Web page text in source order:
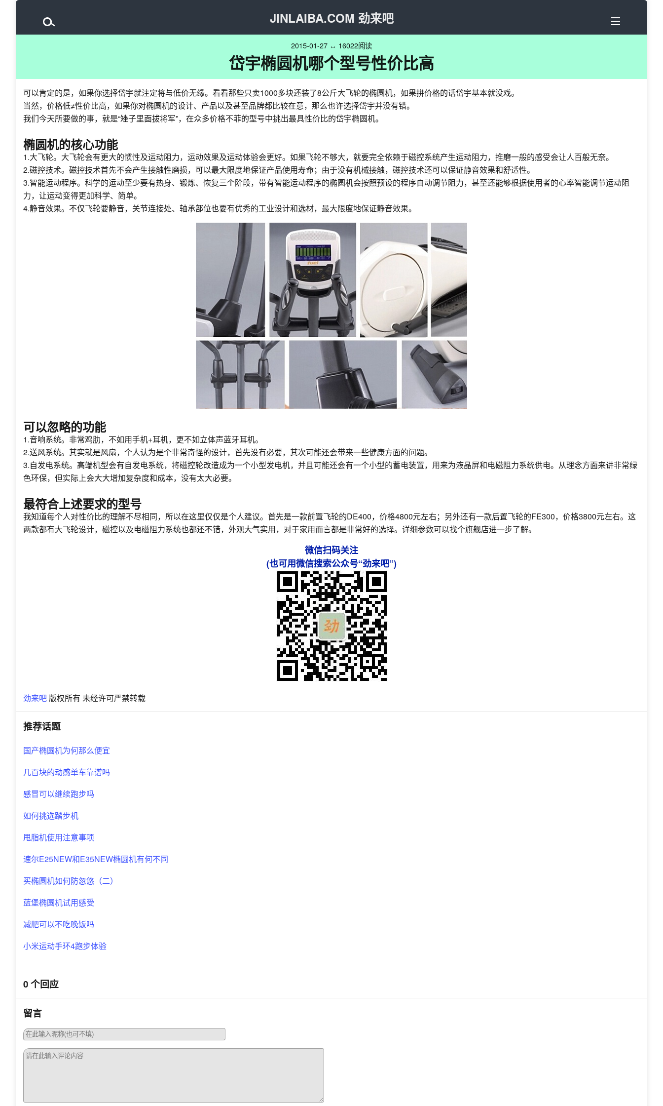
JINLAIBA.COM 劲来吧
2015-01-27 ↔ 16022阅读
岱宇椭圆机哪个型号性价比高
可以肯定的是，如果你选择岱宇就注定将与低价无缘。看看那些只卖1000多块还装了8公斤大飞轮的椭圆机，如果拼价格的话岱宇基本就没戏。
当然，价格低≠性价比高，如果你对椭圆机的设计、产品以及甚至品牌都比较在意，那么也许选择岱宇并没有错。
我们今天所要做的事，就是“矬子里面拔将军”，在众多价格不菲的型号中挑出最具性价比的岱宇椭圆机。
椭圆机的核心功能
1.大飞轮。大飞轮会有更大的惯性及运动阻力，运动效果及运动体验会更好。如果飞轮不够大，就要完全依赖于磁控系统产生运动阻力，推磨一般的感受会让人百般无奈。
2.磁控技术。磁控技术首先不会产生接触性磨损，可以最大限度地保证产品使用寿命；由于没有机械接触，磁控技术还可以保证静音效果和舒适性。
3.智能运动程序。科学的运动至少要有热身、锻炼、恢复三个阶段，带有智能运动程序的椭圆机会按照预设的程序自动调节阻力，甚至还能够根据使用者的心率智能调节运动阻
力，让运动变得更加科学、简单。
4.静音效果。不仅飞轮要静音，关节连接处、轴承部位也要有优秀的工业设计和选材，最大限度地保证静音效果。
可以忽略的功能
1.音响系统。非常鸡肋，不如用手机+耳机，更不如立体声蓝牙耳机。
2.送风系统。其实就是风扇，个人认为是个非常奇怪的设计，首先没有必要，其次可能还会带来一些健康方面的问题。
3.自发电系统。高端机型会有自发电系统，将磁控轮改造成为一个小型发电机，并且可能还会有一个小型的蓄电装置，用来为液晶屏和电磁阻力系统供电。从理念方面来讲非常绿
色环保，但实际上会大大增加复杂度和成本，没有太大必要。
最符合上述要求的型号
我知道每个人对性价比的理解不尽相同，所以在这里仅仅是个人建议。首先是一款前置飞轮的DE400，价格4800元左右；另外还有一款后置飞轮的FE300，价格3800元左右。这
两款都有大飞轮设计，磁控以及电磁阻力系统也都还不错，外观大气实用，对于家用而言都是非常好的选择。详细参数可以找个旗舰店进一步了解。
微信扫码关注
(也可用微信搜索公众号“劲来吧”)
劲来吧 版权所有 未经许可严禁转载
推荐话题
国产椭圆机为何那么便宜
几百块的动感单车靠谱吗
感冒可以继续跑步吗
如何挑选踏步机
甩脂机使用注意事项
速尔E25NEW和E35NEW椭圆机有何不同
买椭圆机如何防忽悠（二）
蓝堡椭圆机试用感受
减肥可以不吃晚饭吗
小米运动手环4跑步体验
0 个回应
留言